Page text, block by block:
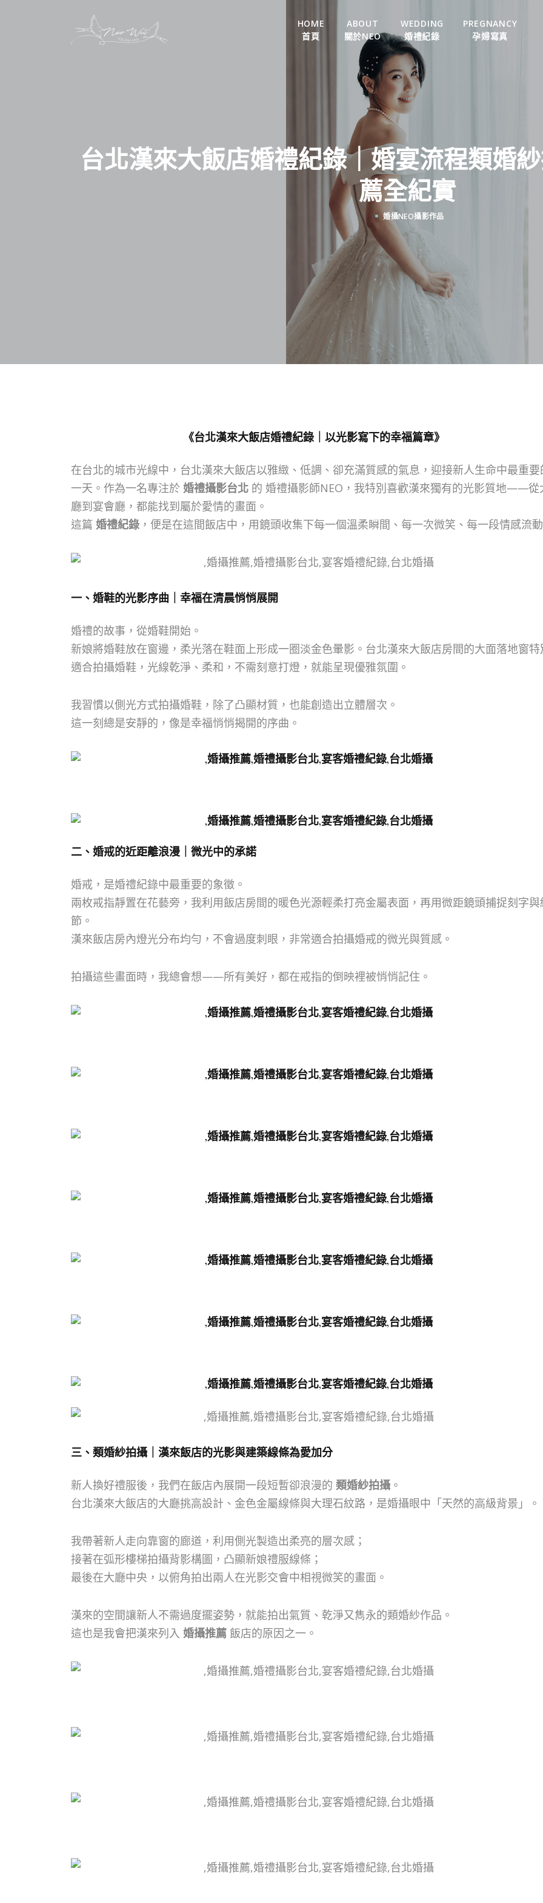
HOME
首頁
ABOUT
關於NEO
WEDDING
婚禮紀錄
PREGNANCY
孕婦寫真
台北漢來大飯店婚禮紀錄｜婚宴流程類婚
薦全紀實
婚攝NEO攝影作品
《台北漢來大飯店婚禮紀錄｜以光影寫下的幸福篇章》
在台北的城市光線中，台北漢來大飯店以雅緻、低調、卻充滿質感的氣息，迎接新人生命中最重要
一天。作為一名專注於 婚禮攝影台北 的 婚禮攝影師NEO，我特別喜歡漢來獨有的光影質地——從
廳到宴會廳，都能找到屬於愛情的畫面。
這篇 婚禮紀錄 ，便是在這間飯店中，用鏡頭收集下每一個溫柔瞬間、每一次微笑、每一段情感流動
一、婚鞋的光影序曲｜幸福在清晨悄悄展開
婚禮的故事，從婚鞋開始。
新娘將婚鞋放在窗邊，柔光落在鞋面上形成一圈淡金色暈影。台北漢來大飯店房間的大面落地窗特
適合拍攝婚鞋，光線乾淨、柔和，不需刻意打燈，就能呈現優雅氛圍。
我習慣以側光方式拍攝婚鞋，除了凸顯材質，也能創造出立體層次。
這一刻總是安靜的，像是幸福悄悄揭開的序曲。
二、婚戒的近距離浪漫｜微光中的承諾
婚戒，是婚禮紀錄中最重要的象徵。
兩枚戒指靜置在花藝旁，我利用飯店房間的暖色光源輕柔打亮金屬表面，再用微距鏡頭捕捉刻字與
節。
漢來飯店房內燈光分布均勻，不會過度刺眼，非常適合拍攝婚戒的微光與質感。
拍攝這些畫面時，我總會想——所有美好，都在戒指的倒映裡被悄悄記住。
三、類婚紗拍攝｜漢來飯店的光影與建築線條為愛加分
新人換好禮服後，我們在飯店內展開一段短暫卻浪漫的 類婚紗拍攝 。
台北漢來大飯店的大廳挑高設計、金色金屬線條與大理石紋路，是婚攝眼中「天然的高級背景」。
我帶著新人走向靠窗的廊道，利用側光製造出柔亮的層次感；
接著在弧形樓梯拍攝背影構圖，凸顯新娘禮服線條；
最後在大廳中央，以俯角拍出兩人在光影交會中相視微笑的畫面。
漢來的空間讓新人不需過度擺姿勢，就能拍出氣質、乾淨又雋永的類婚紗作品。
這也是我會把漢來列入 婚攝推薦 飯店的原因之一。